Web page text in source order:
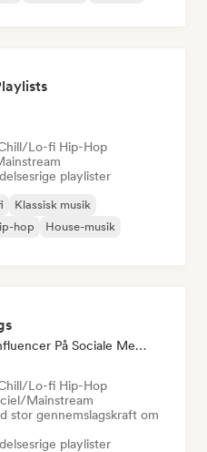
Lo-fi Hip-Hop
playlister
Klassisk musik
hop
House-musik
Playlist-Kurator, Influencer På Sociale Medier
Lo-fi Hip-Hop
Mainstream
stor gennemslagskraft om
playlister